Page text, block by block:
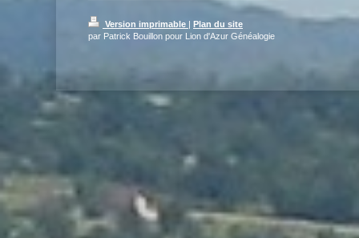
Version imprimable | Plan du site
par Patrick Bouillon pour Lion d'Azur Généalogie